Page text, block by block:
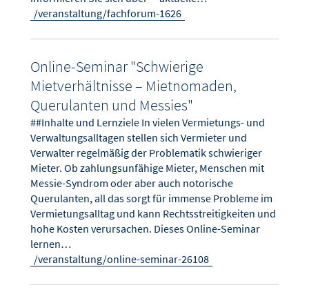
/veranstaltung/fachforum-1626
Online-Seminar "Schwierige
Mietverhältnisse – Mietnomaden,
Querulanten und Messies"
##Inhalte und Lernziele In vielen Vermietungs- und
Verwaltungsalltagen stellen sich Vermieter und
Verwalter regelmäßig der Problematik schwieriger
Mieter. Ob zahlungsunfähige Mieter, Menschen mit
Messie-Syndrom oder aber auch notorische
Querulanten, all das sorgt für immense Probleme im
Vermietungsalltag und kann Rechtsstreitigkeiten und
hohe Kosten verursachen. Dieses Online-Seminar
lernen…
/veranstaltung/online-seminar-26108